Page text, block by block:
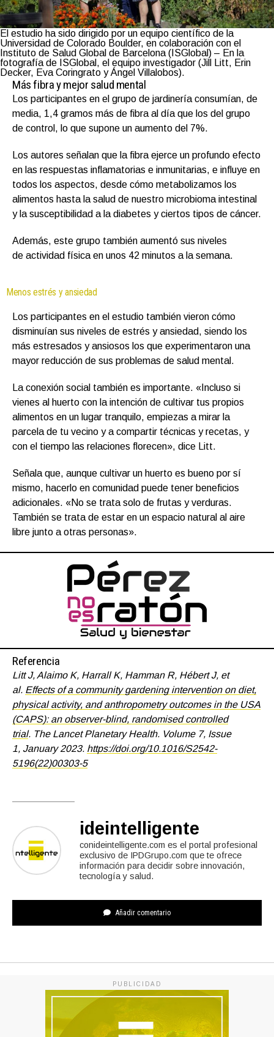
El estudio ha sido dirigido por un equipo científico de la
Universidad de Colorado Boulder, en colaboración con el
Instituto de Salud Global de Barcelona (ISGlobal) – En la
fotografía de ISGlobal, el equipo investigador (Jill Litt, Erin
Decker, Eva Coringrato y Ángel Villalobos).
Más fibra y mejor salud mental
Los participantes en el grupo de jardinería consumían, de
media, 1,4 gramos más de fibra al día que los del grupo
de control, lo que supone un aumento del 7%.
Los autores señalan que la fibra ejerce un profundo efecto
en las respuestas inflamatorias e inmunitarias, e influye en
todos los aspectos, desde cómo metabolizamos los
alimentos hasta la salud de nuestro microbioma intestinal
y la susceptibilidad a la diabetes y ciertos tipos de cáncer.
Además, este grupo también aumentó sus niveles
de actividad física en unos 42 minutos a la semana.
Menos estrés y ansiedad
Los participantes en el estudio también vieron cómo
disminuían sus niveles de estrés y ansiedad, siendo los
más estresados y ansiosos los que experimentaron una
mayor reducción de sus problemas de salud mental.
La conexión social también es importante. «Incluso si
vienes al huerto con la intención de cultivar tus propios
alimentos en un lugar tranquilo, empiezas a mirar la
parcela de tu vecino y a compartir técnicas y recetas, y
con el tiempo las relaciones florecen», dice Litt.
Señala que, aunque cultivar un huerto es bueno por sí
mismo, hacerlo en comunidad puede tener beneficios
adicionales. «No se trata solo de frutas y verduras.
También se trata de estar en un espacio natural al aire
libre junto a otras personas».
Referencia
Litt J, Alaimo K, Harrall K, Hamman R, Hébert J, et
al. Effects of a community gardening intervention on diet,
physical activity, and anthropometry outcomes in the USA
(CAPS): an observer-blind, randomised controlled
trial. The Lancet Planetary Health. Volume 7, Issue
1, January 2023. https://doi.org/10.1016/S2542-
5196(22)00303-5
ideintelligente
conideintelligente.com es el portal profesional
exclusivo de IPDGrupo.com que te ofrece
información para decidir sobre innovación,
tecnología y salud.
Añadir comentario
PUBLICIDAD